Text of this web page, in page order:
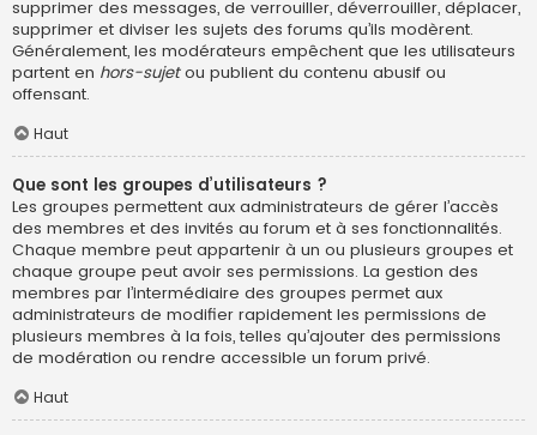
supprimer des messages, de verrouiller, déverrouiller, déplacer,
supprimer et diviser les sujets des forums qu’ils modèrent.
Généralement, les modérateurs empêchent que les utilisateurs
partent en hors-sujetou publient du contenu abusif ou
offensant.
Haut
Que sont les groupes d’utilisateurs ?
Les groupes permettent aux administrateurs de gérer l’accès
des membres et des invités au forum et à ses fonctionnalités.
Chaque membre peut appartenir à un ou plusieurs groupes et
chaque groupe peut avoir ses permissions. La gestion des
membres par l’intermédiaire des groupes permet aux
administrateurs de modifier rapidement les permissions de
plusieurs membres à la fois, telles qu’ajouter des permissions
de modération ou rendre accessible un forum privé.
Haut